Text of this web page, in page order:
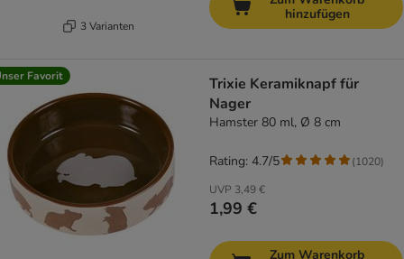
3 Varianten
hinzufügen
Favorit
Trixie Keramiknapf für
Nager
Hamster 80 ml, Ø 8 cm
UVP 3,49 €
1,99 €
Rating: 4.7/5 (1020)
Zum Warenkorb